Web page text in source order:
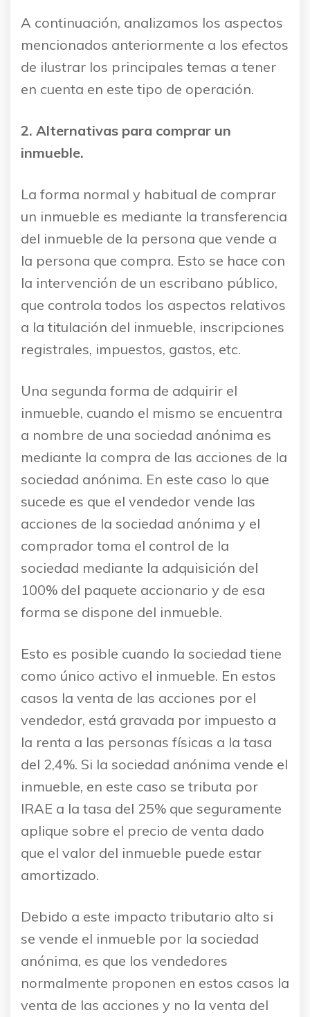
A continuación, analizamos los aspectos
mencionados anteriormente a los efectos
de ilustrar los principales temas a tener
en cuenta en este tipo de operación.
2. Alternativas para comprar un
inmueble.
La forma normal y habitual de comprar
un inmueble es mediante la transferencia
del inmueble de la persona que vende a
la persona que compra. Esto se hace con
la intervención de un escribano público,
que controla todos los aspectos relativos
a la titulación del inmueble, inscripciones
registrales, impuestos, gastos, etc.
Una segunda forma de adquirir el
inmueble, cuando el mismo se encuentra
a nombre de una sociedad anónima es
mediante la compra de las acciones de la
sociedad anónima. En este caso lo que
sucede es que el vendedor vende las
acciones de la sociedad anónima y el
comprador toma el control de la
sociedad mediante la adquisición del
100% del paquete accionario y de esa
forma se dispone del inmueble.
Esto es posible cuando la sociedad tiene
como único activo el inmueble. En estos
casos la venta de las acciones por el
vendedor, está gravada por impuesto a
la renta a las personas físicas a la tasa
del 2,4%. Si la sociedad anónima vende el
inmueble, en este caso se tributa por
IRAE a la tasa del 25% que seguramente
aplique sobre el precio de venta dado
que el valor del inmueble puede estar
amortizado.
Debido a este impacto tributario alto si
se vende el inmueble por la sociedad
anónima, es que los vendedores
normalmente proponen en estos casos la
venta de las acciones y no la venta del